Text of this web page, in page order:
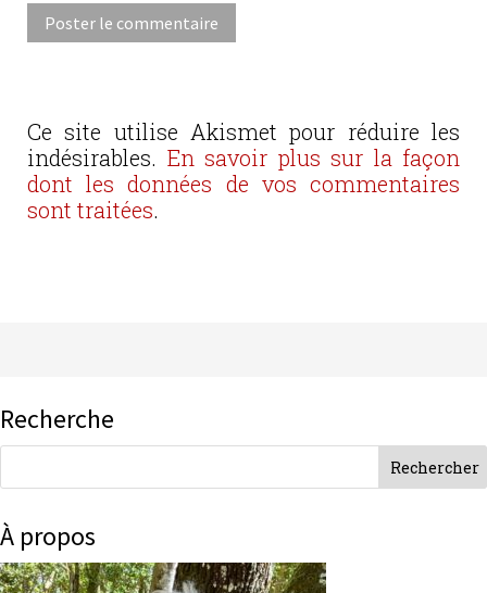
Ce site utilise Akismet pour réduire les
indésirables. En savoir plus sur la façon
dont les données de vos commentaires
sont traitées.
Recherche
À propos